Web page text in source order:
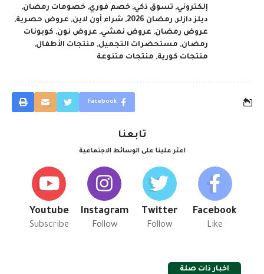
إلكتروني, تسوق ذكي, خصم فوري, خصومات رمضان,
ديلز دازلر, رمضان 2026 , شراء أون لاين, عروض حصرية,
عروض رمضان, عروض نمشي, عروض نون, كوبونات
رمضان, مستحضرات التجميل, منتجات الأطفال,
منتجات كورية, منتجات متنوعة
Facebook
تابعنا
اعثر علينا على الوسائط الاجتماعية
Facebook
Like
Twitter
Follow
Instagram
Follow
Youtube
Subscribe
اخبار ذات صلة